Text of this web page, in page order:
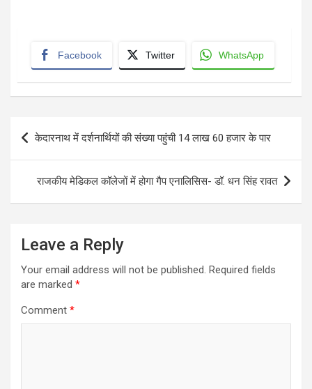
Facebook Twitter WhatsApp
Post
navigation
केदारनाथ में दर्शनार्थियों की संख्या पहुंची 14 लाख 60 हजार के पार
राजकीय मेडिकल कॉलेजों में होगा गैप एनालिसिस- डॉ. धन सिंह रावत
Leave a Reply
Your email address will not be published. Required fields
are marked *
Comment *